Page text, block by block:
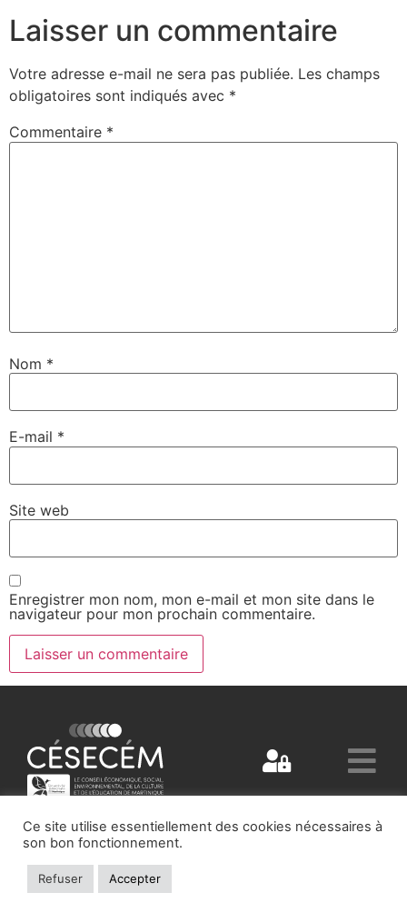
Laisser un commentaire
Votre adresse e-mail ne sera pas publiée. Les champs
obligatoires sont indiqués avec *
Commentaire *
Nom *
E-mail *
Site web
Enregistrer mon nom, mon e-mail et mon site dans le
navigateur pour mon prochain commentaire.
Malgré notre vigilance, il est possible que certaines informations
Ce site utilise essentiellement des cookies nécessaires à
son bon fonctionnement.
Refuser Accepter